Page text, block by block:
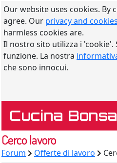
Our website uses cookies. By
agree. Our privacy and
harmless cookies are.
Il nostro sito utilizza i 'cookie'.
funzione. La nostra
che sono innocui.
Cucina
Cerco lavoro
Forum Offerte di lavoro